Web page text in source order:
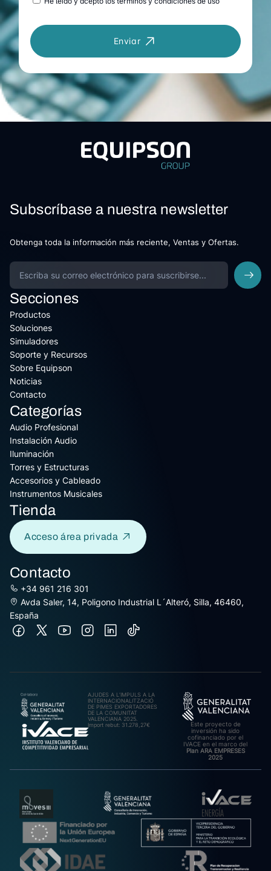
Enviar
Subscríbase a nuestra newsletter
Obtenga toda la información más reciente, Ventas y Ofertas.
Secciones
Productos
Soluciones
Simuladores
Soporte y Recursos
Sobre Equipson
Noticias
Contacto
Categorías
Audio Profesional
Instalación Audio
Iluminación
Torres y Estructuras
Accesorios y Cableado
Instrumentos Musicales
Tienda
Acceso área privada
Contacto
+34 961 216 301
Avda Saler, 14, Poligono Industrial L´Alteró, Silla, 46460,
España
AJUDES A L’IMPULS A LA
INTERNACIONALITZACIÓ
DE PIMES EXPORTADORES
DE LA COMUNITAT
VALENCIANA 2025.
Import rebut: 31.278,27€
Este proyecto de
inversión ha sido
cofinanciado por el
IVACE en el marco del
Plan ARA EMPRESES
2025